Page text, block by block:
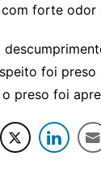
forte
foi
preso foi